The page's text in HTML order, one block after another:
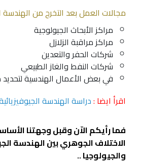
مجالات العمل بعد التخرج من الهندسة
مراكز الأبحاث الجيولوجية
مراكز مراقبة الزلازل
شركات الحفر والتعدين
شركات النفط والغاز الطبيعي
في بعض الأعمال الهندسية
اقرأ ايضا :دراسة الهندسة
فما رأيكم الاّن وقبل وجهتنا
الاختلاف الجوهري بين الهندسة
والجيولوجيا ..